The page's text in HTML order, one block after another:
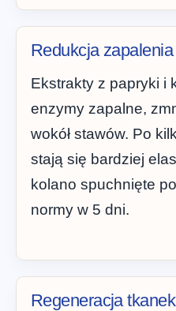
Redukcja zapalenia
Ekstrakty z papryki i
enzymy zapalne,
wokół stawów. Po
stają się bardziej
kolano spuchnięte
normy w 5 dni.
Regeneracja tkanek